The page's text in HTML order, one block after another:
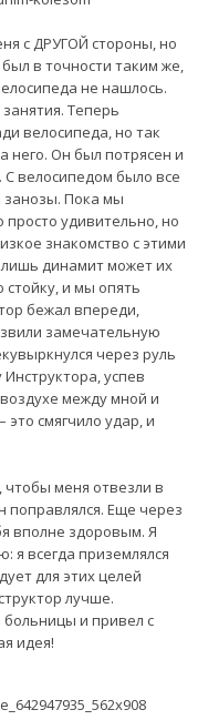
с ДРУГОЙ стороны, но
в точности таким же,
не нашлось.
Теперь
велосипеда, но так
него. Он был потрясен и
С велосипедом было все
занозы. Пока мы
просто удивительно, но
знакомство с этими
динамит может их
и мы опять
бежал впереди,
замечательную
через руль
успев
между мной и
смягчило удар, и
чтобы меня отвезли в
поправлялся. Еще через
вполне здоровым. Я
я всегда приземлялся
для этих целей
лучше.
больницы и привел с
идея!